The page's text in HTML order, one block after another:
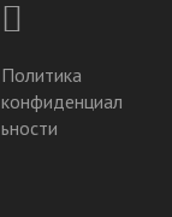
Политика
конфиденциал
ьности